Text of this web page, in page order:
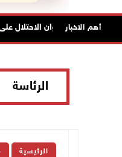
أهم الاخبار
"فتح": عدوان الاحتلال على
الرئاسة
الرئيسية